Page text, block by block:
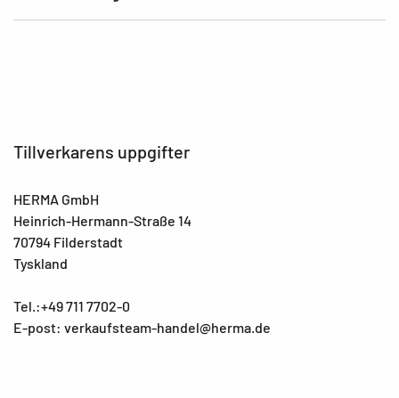
Tillverkarens uppgifter
HERMA GmbH
Heinrich-Hermann-Straße 14
70794 Filderstadt
Tyskland
Tel.:+49 711 7702-0
E-post: verkaufsteam-handel@herma.de